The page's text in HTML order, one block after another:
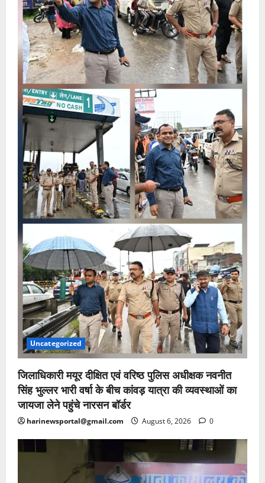
Uncategorized
जिलाधिकारी मयूर दीक्षित एवं वरिष्ठ पुलिस अधीक्षक नवनीत
सिंह भुल्लर भारी वर्षा के बीच कांवड़ यात्रा की व्यवस्थाओं का
जायजा लेने पहुंचे नारसन बॉर्डर
harinewsportal@gmail.com August 6, 2026 0